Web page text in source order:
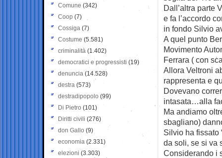
Dall’altra parte
e fa l’accordo
in fondo Silvio
A quel punto
Movimento
Ferrara ( con
Allora Veltroni
rappresenta e
Dovevano
intasata…alla
Ma andiamo
sbagliano)
Silvio ha fissato
da soli, se si va
Considerando i
Comune (342)
Coop (7)
Cossiga (7)
Costume (5.581)
criminalità (1.402)
democratici e progressisti (19)
denuncia (14.528)
destra (573)
destradipopolo (99)
Di Pietro (101)
Diritti civili (276)
don Gallo (9)
economia (2.331)
elezioni (3.303)